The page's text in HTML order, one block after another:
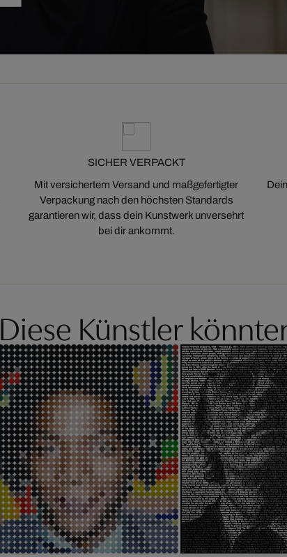
SICHER VERPACKT
Mit versichertem Versand und maßgefertigter
Verpackung nach den höchsten Standards
garantieren wir, dass dein Kunstwerk unversehrt
bei dir ankommt.
Diese Künstler